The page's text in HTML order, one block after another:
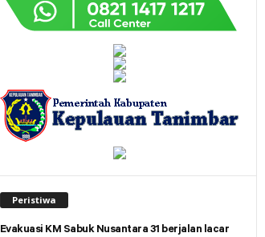
Peristiwa
Evakuasi KM Sabuk Nusantara 31 berjalan lacar